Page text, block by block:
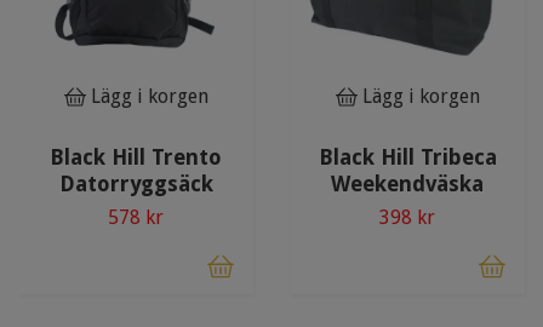
Lägg i korgen
Black Hill Trento
Datorryggsäck
578 kr
Lägg i korgen
Black Hill Tribeca
Weekendväska
398 kr